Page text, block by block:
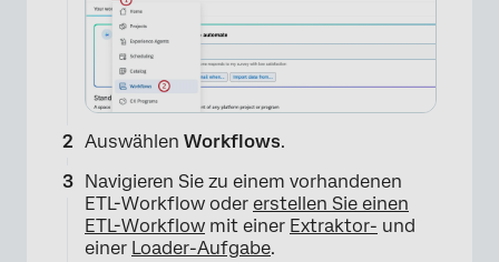
Auswählen Workflows.
Navigieren Sie zu einem vorhandenen
ETL-Workflow oder erstellen Sie einen
ETL-Workflow mit einer Extraktor- und
einer Loader-Aufgabe.